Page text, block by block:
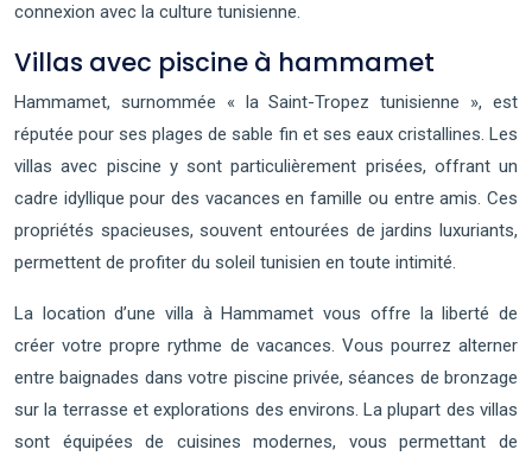
connexion avec la culture tunisienne.
Villas avec piscine à hammamet
Hammamet, surnommée « la Saint-Tropez tunisienne », est
réputée pour ses plages de sable fin et ses eaux cristallines. Les
villas avec piscine y sont particulièrement prisées, offrant un
cadre idyllique pour des vacances en famille ou entre amis. Ces
propriétés spacieuses, souvent entourées de jardins luxuriants,
permettent de profiter du soleil tunisien en toute intimité.
La location d’une villa à Hammamet vous offre la liberté de
créer votre propre rythme de vacances. Vous pourrez alterner
entre baignades dans votre piscine privée, séances de bronzage
sur la terrasse et explorations des environs. La plupart des villas
sont équipées de cuisines modernes, vous permettant de